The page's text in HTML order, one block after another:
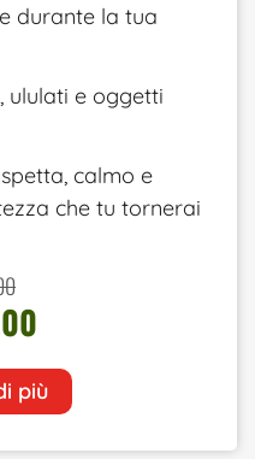
durante la tua
ululati e oggetti
calmo e
che tu tornerai
più